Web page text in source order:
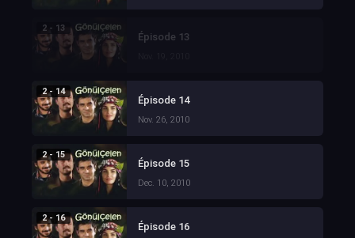
2 - 13
Épisode 13
2 - 14
Épisode 14
Nov. 26, 2010
2 - 15
Épisode 15
Dec. 10, 2010
2 - 16
Épisode 16